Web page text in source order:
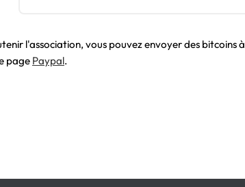
l'association, vous pouvez envoyer des bitcoins à
page Paypal.